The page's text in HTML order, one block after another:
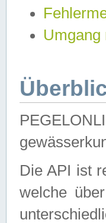
Umgang
Die API ist
welche